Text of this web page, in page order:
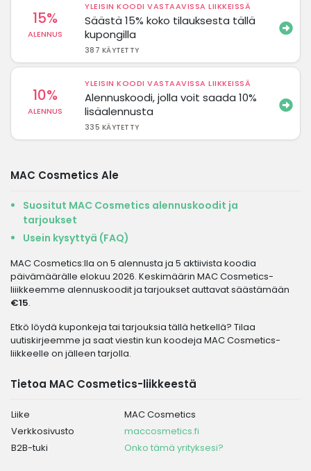
15%
ALENNUS
YLEISIN KOODI VASTAAVISSA LIIKKEISSÄ
Säästä 15% koko tilauksesta tällä
kupongilla
387 KÄYTETTY
10%
ALENNUS
YLEISIN KOODI VASTAAVISSA LIIKKEISSÄ
Alennuskoodi, jolla voit saada 10%
lisäalennusta
335 KÄYTETTY
MAC Cosmetics Ale
Suositut MAC Cosmetics alennuskoodit ja
tarjoukset
Usein kysyttyä (FAQ)
MAC Cosmetics:lla on 5 alennusta ja 5 aktiivista koodia
päivämäärälle elokuu 2026. Keskimäärin MAC Cosmetics-
liiikkeemme alennuskoodit ja tarjoukset auttavat säästämään
€15.
Etkö löydä kuponkeja tai tarjouksia tällä hetkellä? Tilaa
uutiskirjeemme ja saat viestin kun koodeja MAC Cosmetics-
liikkeelle on jälleen tarjolla.
Tietoa MAC Cosmetics-liikkeestä
Liike
MAC Cosmetics
Verkkosivusto
maccosmetics.fi
B2B-tuki
Onko tämä yrityksesi?